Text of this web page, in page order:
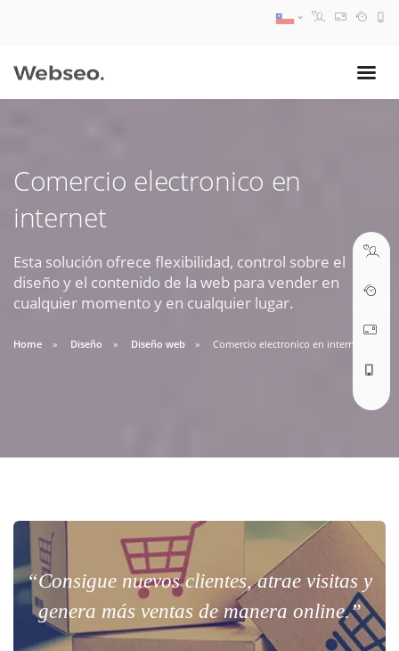
Comercio electronico en
internet
Esta solución ofrece flexibilidad, control sobre el
diseño y el contenido de la web para vender en
cualquier momento y en cualquier lugar.
Home Diseño Diseño web Comercio electronico en internet
“Consigue nuevos clientes, atrae visitas y
genera más ventas de manera online.”
09:30 AM A 18:30 PM
ABRIR TICKET